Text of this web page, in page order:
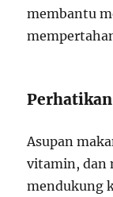
membantu
Asupan
vitamin, dan
mendukung